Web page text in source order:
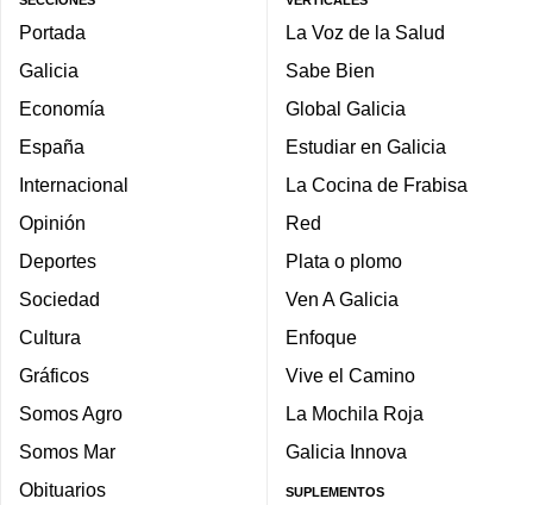
Portada
Galicia
Economía
España
Internacional
Opinión
Deportes
Sociedad
Cultura
Gráficos
Somos Agro
Somos Mar
Obituarios
La Voz de la Salud
Sabe Bien
Global Galicia
Estudiar en Galicia
La Cocina de Frabisa
Red
Plata o plomo
Ven A Galicia
Enfoque
Vive el Camino
La Mochila Roja
Galicia Innova
SUPLEMENTOS